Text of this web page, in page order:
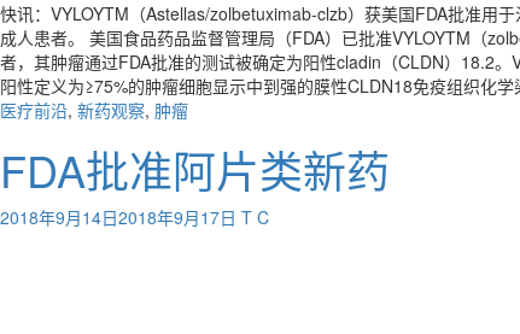
快讯：VYLOYTM（Astellas/zolbetuximab-clzb）获美国FDA批准用
成人患者。 美国食品药品监督管理局（FDA）已批准VYLOYTM（
者，其肿瘤通过FDA批准的测试被确定为阳性cladin（CLDN）18.2
阳性定义为≥75%的肿瘤细胞显示中到强的膜性CLDN18免疫组织化
医疗前沿, 新药观察, 肿瘤
FDA批准阿片类新药
2018年9月14日2018年9月17日 T C